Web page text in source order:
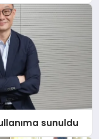
sunuldu